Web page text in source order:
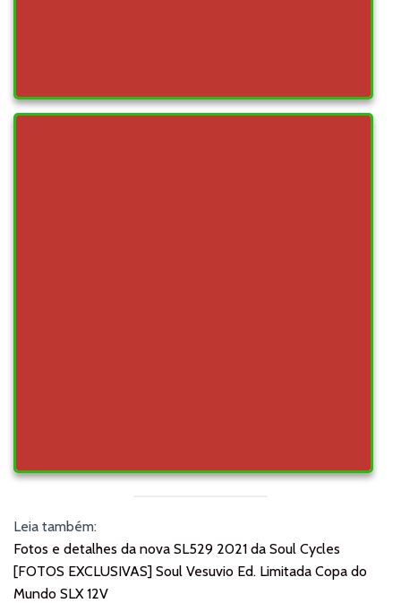
Leia também:
Fotos e detalhes da nova SL529 2021 da Soul Cycles
[FOTOS EXCLUSIVAS] Soul Vesuvio Ed. Limitada Copa do
Mundo SLX 12V